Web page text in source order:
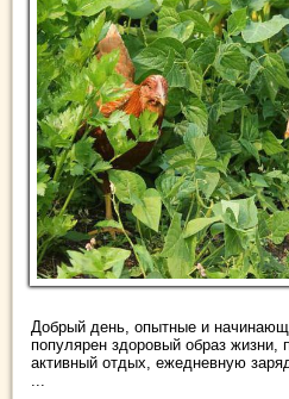
Добрый день, опытные и
популярен здоровый образ жизни,
активный отдых, ежедневную